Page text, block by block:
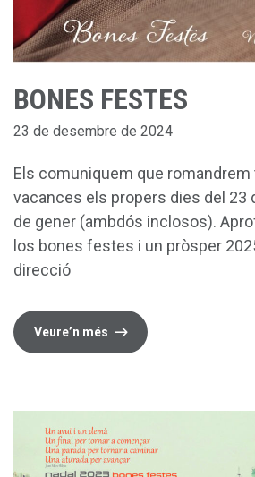
BONES FESTES
23 de desembre de 2024
Els comuniquem que
vacances els propers dies del 23
de gener (ambdós inclosos).
los bones festes i un pròsper
direcció
Veure’n més